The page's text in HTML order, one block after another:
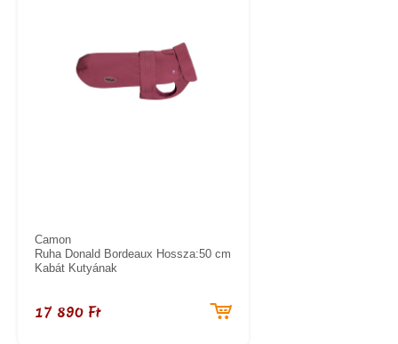
Camon
Ruha Donald Bordeaux Hossza:50 cm
Kabát Kutyának
17 890 Ft